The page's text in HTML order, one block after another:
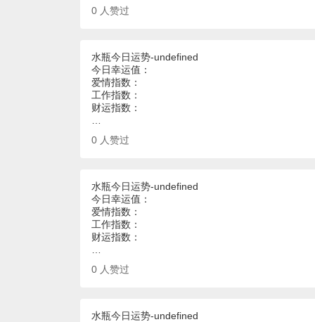
0 人赞过
水瓶今日运势-undefined
今日幸运值：
爱情指数：
工作指数：
财运指数：
0 人赞过
水瓶今日运势-undefined
今日幸运值：
爱情指数：
工作指数：
财运指数：
0 人赞过
水瓶今日运势-undefined